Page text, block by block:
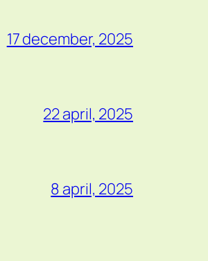
17 december, 2025
22 april, 2025
8 april, 2025